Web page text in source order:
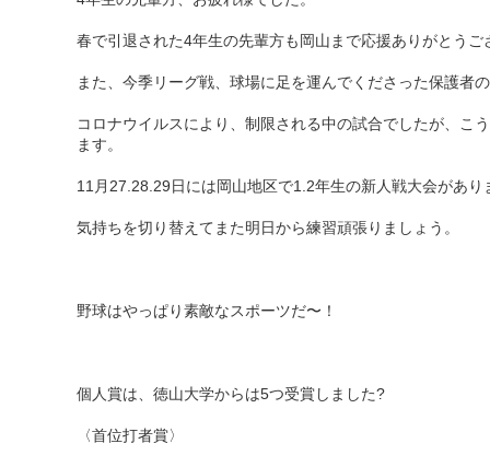
春で引退された4年生の先輩方も岡山まで応援ありがとうご
また、今季リーグ戦、球場に足を運んでくださった保護者
コロナウイルスにより、制限される中の試合でしたが、こ
ます。
11月27.28.29日には岡山地区で1.2年生の新人戦大会があり
気持ちを切り替えてまた明日から練習頑張りましょう。
野球はやっぱり素敵なスポーツだ〜！
個人賞は、徳山大学からは5つ受賞しました?
〈首位打者賞〉